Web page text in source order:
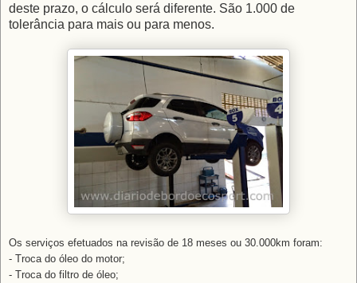
deste prazo, o cálculo será diferente. São 1.000 de
tolerância para mais ou para menos.
Os serviços efetuados na revisão de 18 meses ou 30.000km foram:
- Troca do óleo do motor;
- Troca do filtro de óleo;